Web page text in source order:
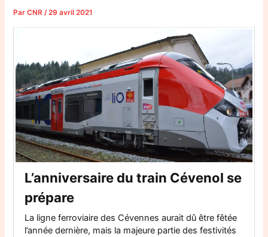
ParCNR/29 avril 2021
L’anniversaire du train Cévenol se
prépare
La ligne ferroviaire des Cévennes aurait dû être fêtée
l’année dernière, mais la majeure partie des festivités